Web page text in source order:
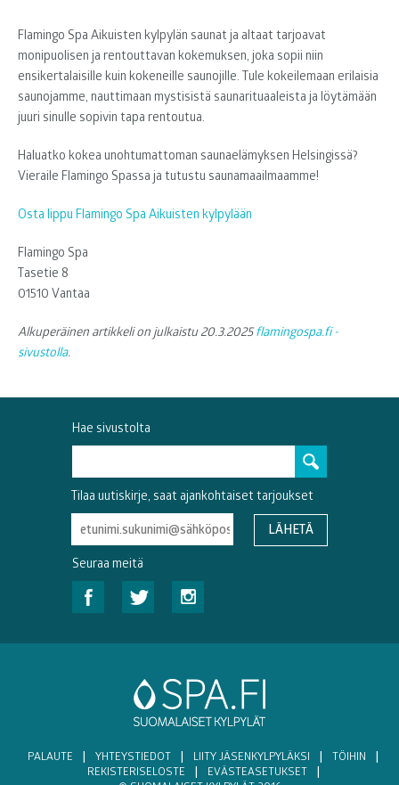
Flamingo Spa Aikuisten kylpylän saunat ja altaat tarjoavat
monipuolisen ja rentouttavan kokemuksen, joka sopii niin
ensikertalaisille kuin kokeneille saunojille. Tule kokeilemaan erilaisia
saunojamme, nauttimaan mystisistä saunarituaaleista ja löytämään
juuri sinulle sopivin tapa rentoutua.
Haluatko kokea unohtumattoman saunaelämyksen Helsingissä?
Vieraile Flamingo Spassa ja tutustu saunamaailmaamme!
Osta lippu Flamingo Spa Aikuisten kylpylään
Flamingo Spa
Tasetie 8
01510 Vantaa
Alkuperäinen artikkeli on julkaistu 20.3.2025flamingospa.fi -
sivustolla.
Hae sivustolta
Tilaa uutiskirje, saat ajankohtaiset tarjoukset
Seuraa meitä
PALAUTE | YHTEYSTIEDOT | LIITY JÄSENKYLPYLÄKSI | TÖIHIN
|
REKISTERISELOSTE
| EVÄSTEASETUKSET
|